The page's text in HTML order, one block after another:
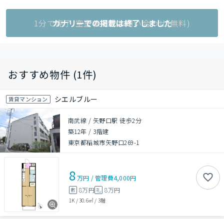
1分で完了!空室状況をお問い合わせ(無料)
カナリーでの掲載は終了しました
おすすめ物件 (1件)
賃貸マンション シエルブルー
南武線 / 矢野口駅 徒歩2分
築12年 / 3階建
東京都稲城市矢野口269-1
8万円 /管理費4,000円
敷 8万円礼 8万円
1K /30.6㎡ / 3階